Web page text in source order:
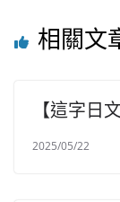
相關文
【這字日
2025/05/22